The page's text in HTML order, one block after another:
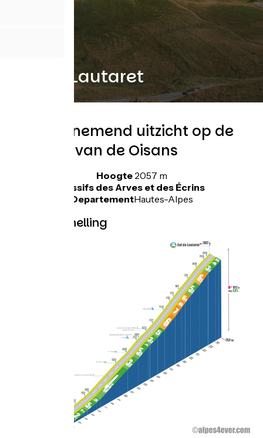
Col du Lautaret
Adembenemend uitzicht op de
gletsjers van de Oisans
Hoogte2057 m
Massifs des Arves et des Écrins
DepartementHautes-Alpes
Topo westhelling